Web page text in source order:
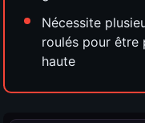
Nécessite
roulés pour être
haute